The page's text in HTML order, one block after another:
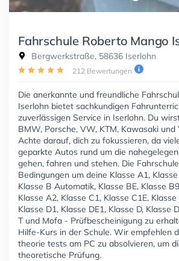
Fahrschule Roberto Mango
Bergwerkstraße, 58636 Iserlohn
212 Bewertungen
Die anerkannte und freundliche
Iserlohn bietet sachkundigen
zuverlässigen Service in Iserlohn. Du
BMW, Porsche, VW, KTM, Kawasaki und
Achte darauf, dich zu fokussieren, da
geparkte Autos rund um die
gehen, fahren und stehen. Die
Bedingungen um deine Klasse A1,
Klasse B Automatik, Klasse BE, Klasse
Klasse A2, Klasse C1, Klasse C1E, Klasse
Klasse D1, Klasse DE1, Klasse D, Klasse
T und Mofa - Prüfbescheinigung zu
Hilfe-Kurs in der Schule. Wir empfehlen
theorie tests am PC zu absolvieren, um
theoretische Prüfung.